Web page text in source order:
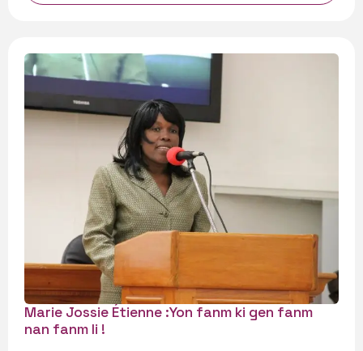
Marie Jossie Étienne :Yon fanm ki gen fanm
nan fanm li !